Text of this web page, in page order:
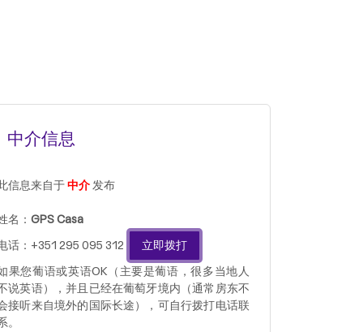
中介信息
信息来自于中介发布
名： GPS Casa
话：+351 295 095 312
立即拨打
果您葡语或英语OK（主要是葡语，很多当地人
说英语），并且已经在葡萄牙境内（通常房东不
接听来自境外的国际长途），可自行拨打电话联
。